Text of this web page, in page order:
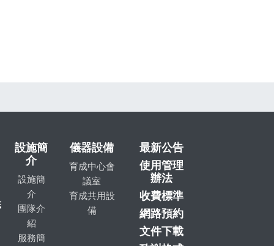
設施簡
介
設施簡
介
團隊介
紹
服務簡
儀器設備
育成中心會
議室
育成共用設
備
最新公告
使用管理
辦法
收費標準
網路預約
文件下載